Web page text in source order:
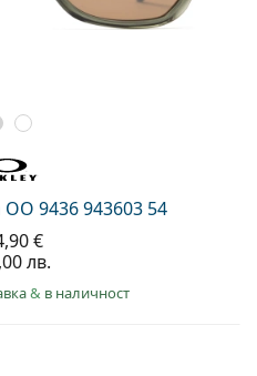
9436 943603 54
€
лв.
& в наличност